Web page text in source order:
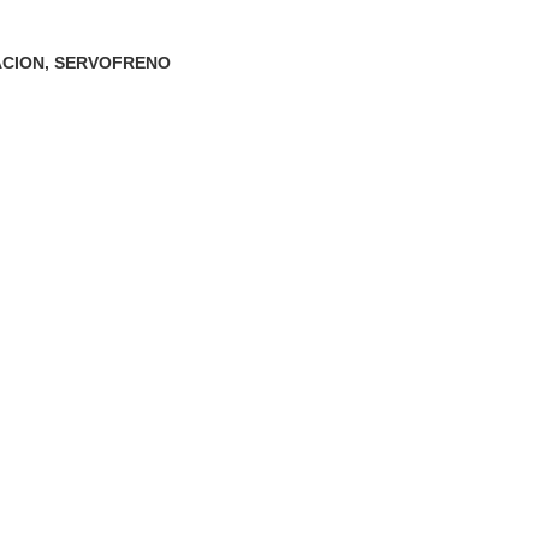
, SERVOFRENO